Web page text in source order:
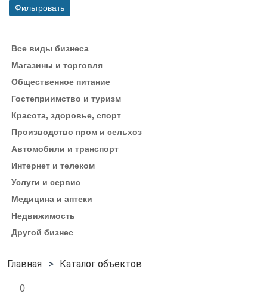
Все виды бизнеса
Магазины и торговля
Общественное питание
Гостеприимство и туризм
Красота, здоровье, спорт
Производство пром и сельхоз
Автомобили и транспорт
Интернет и телеком
Услуги и сервис
Медицина и аптеки
Недвижимость
Другой бизнес
Каталог объектов
0